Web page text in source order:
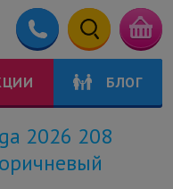
БЛОГ
2026 208